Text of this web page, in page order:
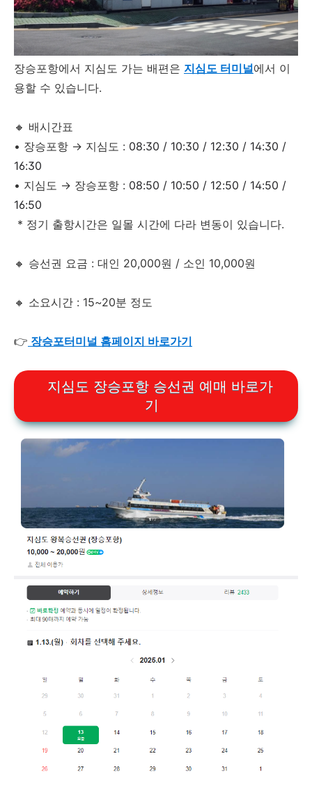
장승포항에서 지심도 가는 배편은 지심도 터미널에서 이
용할 수 있습니다.
🔸 배시간표
• 장승포항 → 지심도 : 08:30 / 10:30 / 12:30 / 14:30 /
16:30
• 지심도 → 장승포항 : 08:50 / 10:50 / 12:50 / 14:50 /
16:50
* 정기 출항시간은 일몰 시간에 다라 변동이 있습니다.
🔸 승선권 요금 : 대인 20,000원 / 소인 10,000원
🔸 소요시간 : 15~20분 정도
👉 장승포터미널 홈페이지 바로가기
지심도 장승포항 승선권 예매 바로가
기